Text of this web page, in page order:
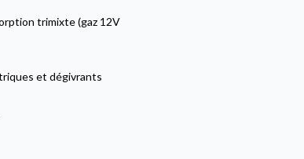
trimixte (gaz 12V
et dégivrants